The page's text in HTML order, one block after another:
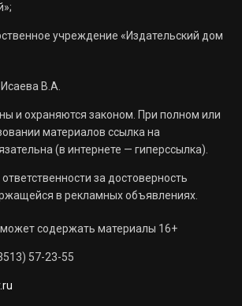
учреждение «Издательский дом
В.А.
и охраняются законом. При полном или
материалов ссылка на
(в интернете — гиперссылка).
за достоверность
в рекламных объявлениях.
содержать материалы 16+
57-23-55